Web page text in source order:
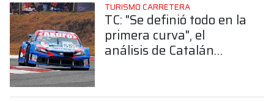
TURISMO CARRETERA
TC: "Se definió todo en la
primera curva", el
análisis de Catalán